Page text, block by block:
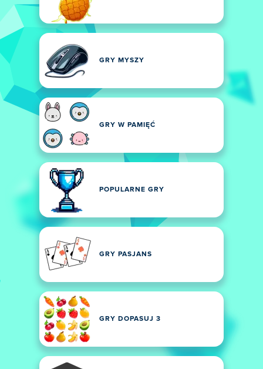
GRY MYSZY
GRY W PAMIĘĆ
POPULARNE GRY
GRY PASJANS
GRY DOPASUJ 3